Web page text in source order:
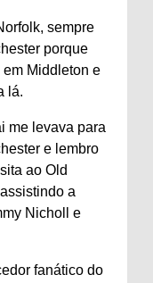
sempre
porque
Middleton e
lá.
me levava para
e lembro
ao Old
a
Nicholl e
fanático do